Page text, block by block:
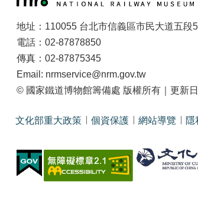
地址：110055 台北市信義區市民大道五段
電話：02-87878850
傳真：02-87875345
Email: nrmservice@nrm.gov.tw
© 國家鐵道博物館籌備處 版權所有｜更新
文化部重大政策 個資保護 網站導覽 隱